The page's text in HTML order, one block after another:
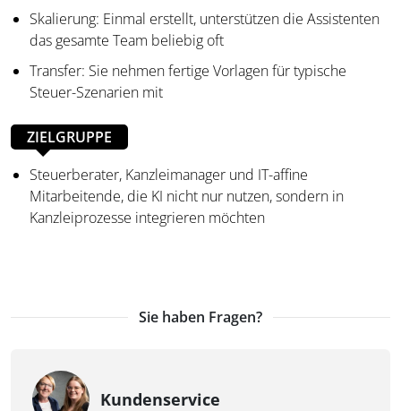
Skalierung: Einmal erstellt, unterstützen die Assistenten
das gesamte Team beliebig oft
Transfer: Sie nehmen fertige Vorlagen für typische
Steuer-Szenarien mit
ZIELGRUPPE
Steuerberater, Kanzleimanager und IT-affine
Mitarbeitende, die KI nicht nur nutzen, sondern in
Kanzleiprozesse integrieren möchten
Sie haben Fragen?
Kundenservice